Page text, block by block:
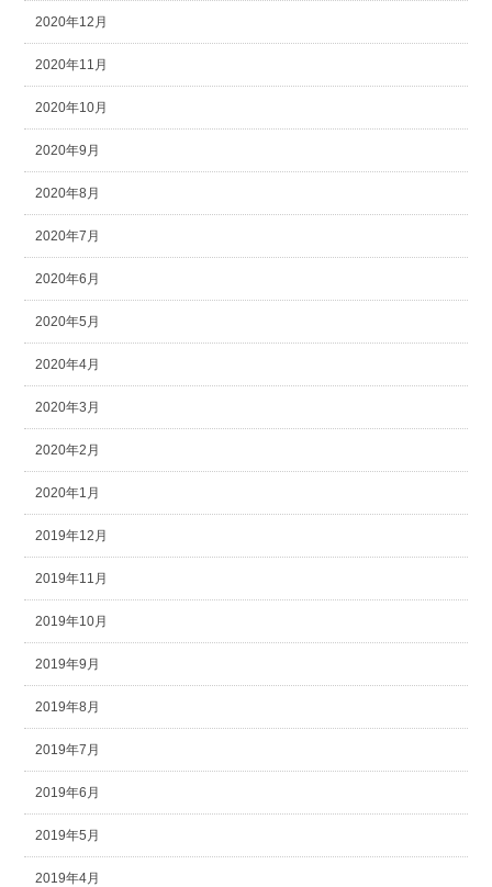
2020年12月
2020年11月
2020年10月
2020年9月
2020年8月
2020年7月
2020年6月
2020年5月
2020年4月
2020年3月
2020年2月
2020年1月
2019年12月
2019年11月
2019年10月
2019年9月
2019年8月
2019年7月
2019年6月
2019年5月
2019年4月